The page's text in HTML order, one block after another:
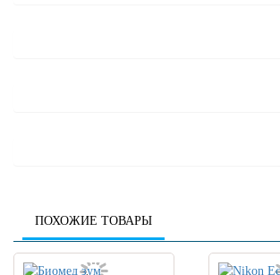
ПОХОЖИЕ ТОВАРЫ